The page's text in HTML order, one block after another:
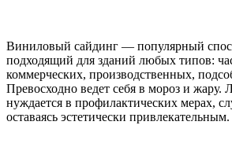
Виниловый сайдинг — популярный
подходящий для зданий любых типов:
коммерческих, производственных,
Превосходно ведет себя в мороз и жару.
нуждается в профилактических мерах,
оставаясь эстетически привлекательным.